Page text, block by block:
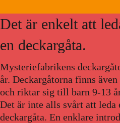
Det är enkelt att
en deckargåta.
Mysteriefabrikens
år. Deckargåtorna finns
och riktar sig till barn 9-13
Det är inte alls svårt att leda
deckargåta. En enklare